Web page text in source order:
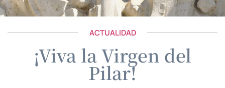
ACTUALIDAD
¡Viva la Virgen del
Pilar!